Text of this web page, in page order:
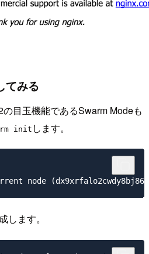
てみる
目玉機能であるSwarm Modeも
init します。
します。